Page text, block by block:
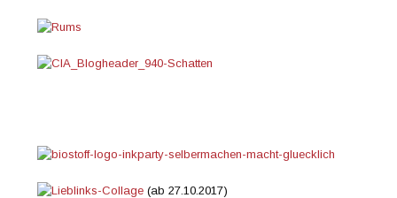
(ab 27.10.2017)